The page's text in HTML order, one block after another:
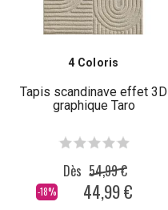
4 Coloris
Tapis scandinave effet 3D
graphique Taro
-18%
Dès 54,99 €
44,99 €